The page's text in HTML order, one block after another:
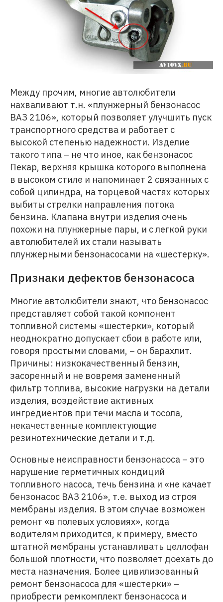
Между прочим, многие автолюбители
нахваливают т.н. «плунжерный бензонасос
ВАЗ 2106», который позволяет улучшить пуск
транспортного средства и работает с
высокой степенью надежности. Изделие
такого типа – не что иное, как бензонасос
Пекар, верхняя крышка которого выполнена
в высоком стиле и напоминает 2 связанных с
собой цилиндра, на торцевой частях которых
выбиты стрелки направления потока
бензина. Клапана внутри изделия очень
похожи на плунжерные пары, и с легкой руки
автолюбителей их стали называть
плунжерными бензонасосами на «шестерку».
Признаки дефектов бензонасоса
Многие автолюбители знают, что бензонасос
представляет собой такой компонент
топливной системы «шестерки», который
неоднократно допускает сбои в работе или,
говоря простыми словами, – он барахлит.
Причины: низкокачественный бензин,
засоренный и не вовремя замененный
фильтр топлива, высокие нагрузки на детали
изделия, воздействие активных
ингредиентов при течи масла и тосола,
некачественные комплектующие
резинотехнические детали и т.д.
Основные неисправности бензонасоса – это
нарушение герметичных кондиций
топливного насоса, течь бензина и «не качает
бензонасос ВАЗ 2106», т.е. выход из строя
мембраны изделия. В этом случае возможен
ремонт «в полевых условиях», когда
водителям приходится, к примеру, вместо
штатной мембраны устанавливать целлофан
большой плотности, что позволяет доехать до
места назначения. Более цивилизованный
ремонт бензонасоса для «шестерки» –
приобрести ремкомплект бензонасоса и